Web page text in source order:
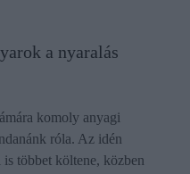
a nyaralás
komoly anyagi
róla. Az idén
is többet költene, közben